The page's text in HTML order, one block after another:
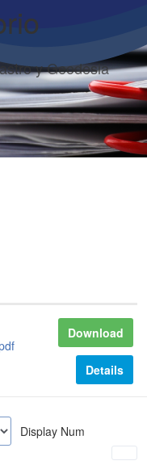
y Geodesia
Download
Details
Display Num